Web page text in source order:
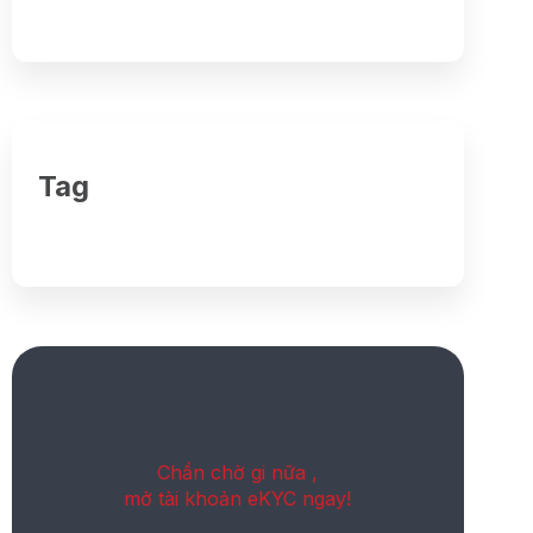
Tag
Chần chờ gi nữa ,
mở tài khoản eKYC ngay!